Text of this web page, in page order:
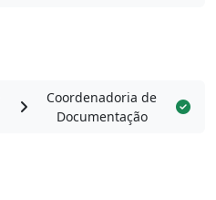
Coordenadoria de
Documentação